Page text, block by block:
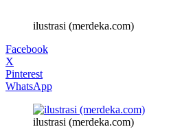
ilustrasi (merdeka.com)
Facebook
X
Pinterest
WhatsApp
ilustrasi (merdeka.com)